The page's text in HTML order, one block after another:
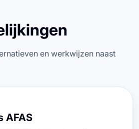
en werkwijzen naast
AFAS